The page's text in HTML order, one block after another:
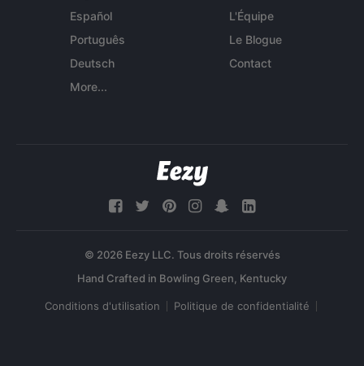
Español
Português
Deutsch
More...
L'Équipe
Le Blogue
Contact
© 2026 Eezy LLC. Tous droits réservés
Conditions d'utilisation Politique de confidentialité